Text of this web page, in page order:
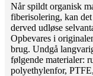
Når spildt organisk
fiberisolering, kan
derved udløse
Opbevares i
brug. Undgå
følgende materialer:
polyethylenfor,